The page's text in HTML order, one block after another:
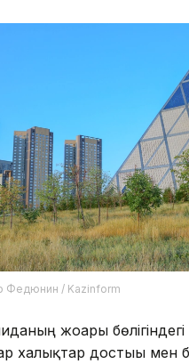
Федюнин / Kazinform
жоғарғы бөлігіндегі
халықтар достығы мен